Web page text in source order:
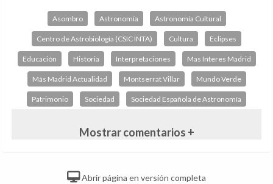
Asombro Astronomía Astronomía Cultural
Centro de Astrobiología (CSIC INTA) Cultura Eclipses
Educación Historia Interpretaciones Mas Interes Madrid
Más Madrid Actualidad Montserrat Villar Mundo Verde
Patrimonio Sociedad Sociedad Española de Astronomía
Mostrar comentarios +
Abrir página en versión completa